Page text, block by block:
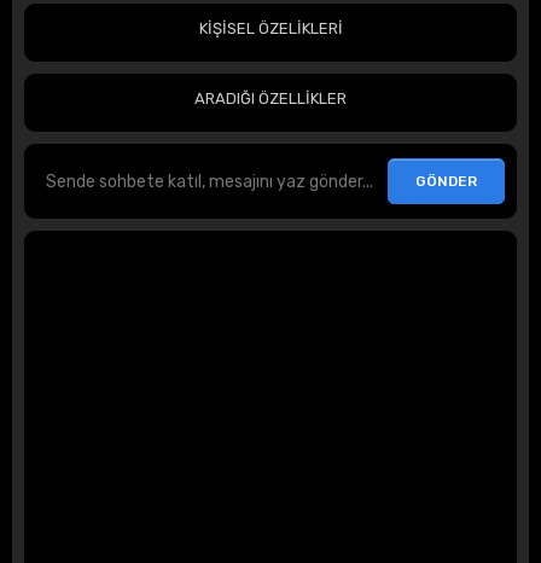
KİŞİSEL ÖZELİKLERİ
ARADIĞI ÖZELLİKLER